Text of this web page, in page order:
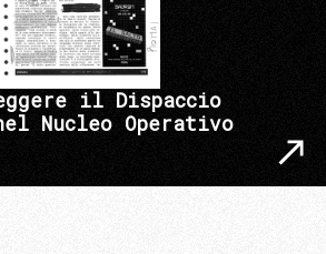
il Dispaccio
Nucleo Operativo